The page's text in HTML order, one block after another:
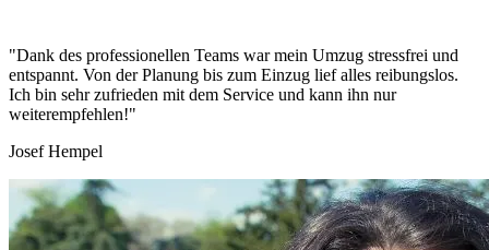
"Dank des professionellen Teams war mein Umzug stressfrei und
entspannt. Von der Planung bis zum Einzug lief alles reibungslos.
Ich bin sehr zufrieden mit dem Service und kann ihn nur
weiterempfehlen!"
Josef Hempel